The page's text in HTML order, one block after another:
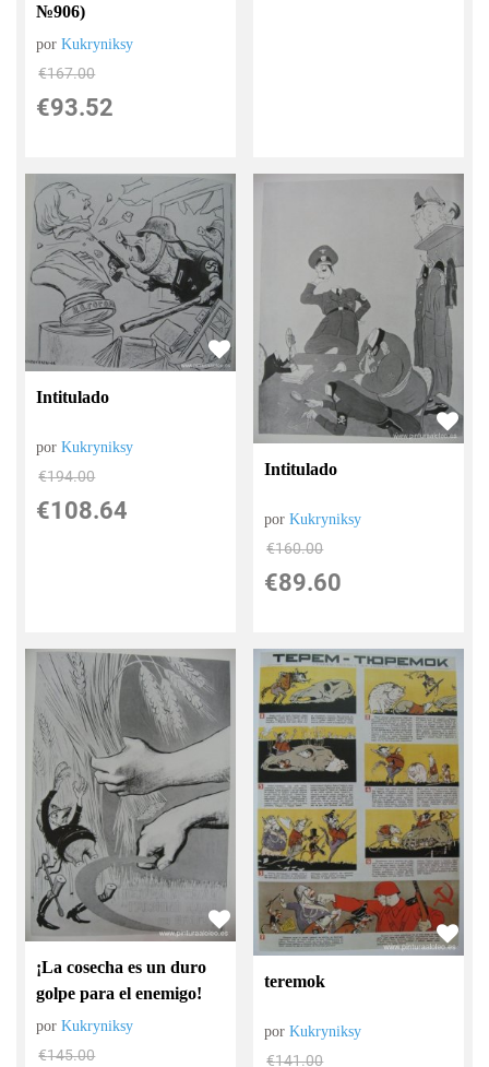
№906)
porKukryniksy
€167.00
€93.52
Intitulado
porKukryniksy
€194.00
€108.64
Intitulado
porKukryniksy
€160.00
€89.60
¡La cosecha es un duro
golpe para el enemigo!
porKukryniksy
€145.00
teremok
porKukryniksy
€141.00